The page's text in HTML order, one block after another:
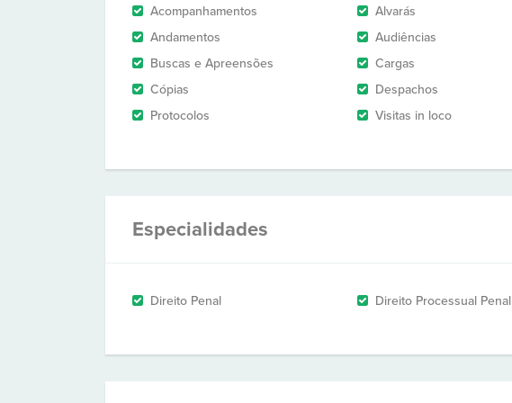
Acompanhamentos Alvarás
Andamentos
Audiências
Buscas e Apreensões
Cargas
Cópias
Despachos
Protocolos
Visitas in loco
Especialidades
Direito Penal Direito Processual Penal